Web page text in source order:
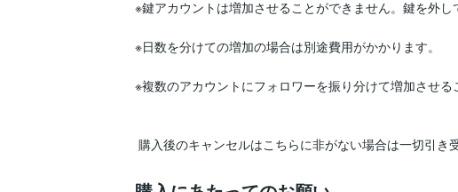
※鍵アカウントは増加させることができません。鍵を外し
※日数を分けての増加の場合は別途費用がかかります。
※複数のアカウントにフォロワーを振り分けて増加させる
購入後のキャンセルはこちらに非がない場合は一切引き